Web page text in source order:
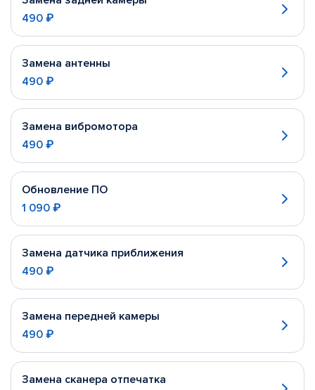
490 ₽
Замена антенны
490 ₽
Замена вибромотора
490 ₽
Обновление ПО
1 090 ₽
Замена датчика приближения
490 ₽
Замена передней камеры
490 ₽
Замена сканера отпечатка